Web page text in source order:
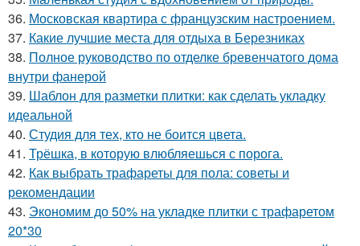
36. Московская квартира с французским настроением.
37. Какие лучшие места для отдыха в Березниках
38. Полное руководство по отделке бревенчатого дома
внутри фанерой
39. Шаблон для разметки плитки: как сделать укладку
идеальной
40. Студия для тех, кто не боится цвета.
41. Трёшка, в которую влюбляешься с порога.
42. Как выбрать трафареты для пола: советы и
рекомендации
43. Экономим до 50% на укладке плитки с трафаретом
20*30